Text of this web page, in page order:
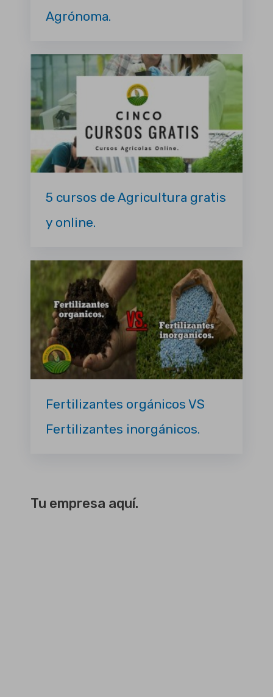
Agrónoma.
5 cursos de Agricultura gratis
y online.
Fertilizantes orgánicos VS
Fertilizantes inorgánicos.
Tu empresa aquí.